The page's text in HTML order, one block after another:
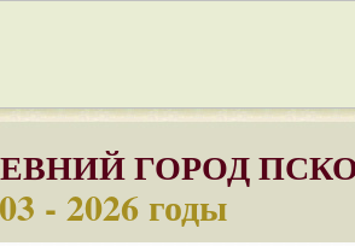
ГОРОД
- 2026 годы